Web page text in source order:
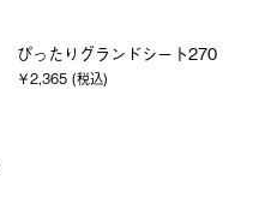
ぴったりグランドシート270
￥2,365 (税込)